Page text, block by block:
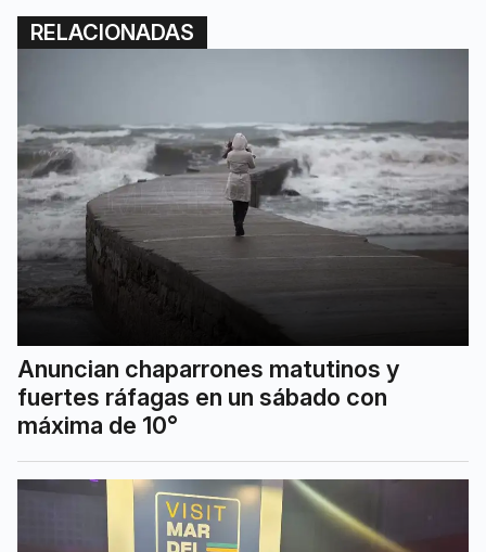
RELACIONADAS
Anuncian chaparrones matutinos y
fuertes ráfagas en un sábado con
máxima de 10°